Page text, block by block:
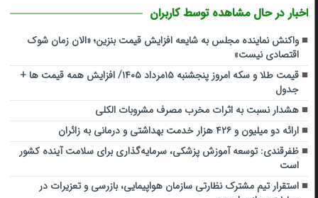
اخبار در حال مشاهده توسط کاربران
واکنش نماینده مجلس به شایعه افزایش قیمت بنزین؛ «الان زمان شوک
اقتصادی نیست»
قیمت طلا و سکه امروز پنجشنبه ۱۵مرداد ۱۴۰۵/ افزایش همه قیمت ها +
جدول
هشدار نسبت به اثرات مخرب مصرف مشروبات الکلی
ارائه دو میلیون و ۴۲۶ هزار خدمت بهداشتی و درمانی به زائران
ظفرقندی: توسعه آموزش پزشکی، سرمایه‌گذاری برای سلامت آینده کشور
است
استقرار تیم مشترک نظارتی سازمان هواپیمایی، بازرسی و تعزیرات در